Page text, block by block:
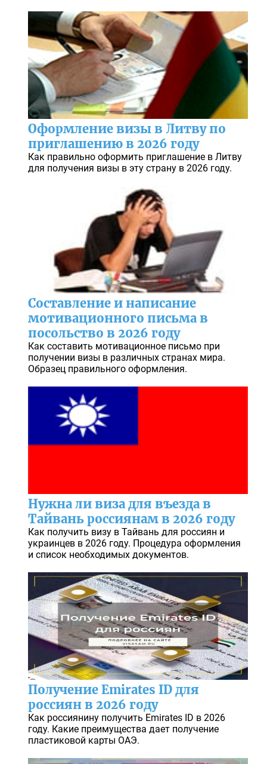
Оформление визы в Литву по
приглашению в 2026 году
Как правильно оформить приглашение в Литву
для получения визы в эту страну в 2026 году.
Составление и написание
мотивационного письма в
посольство в 2026 году
Как составить мотивационное письмо при
получении визы в различных странах мира.
Образец правильного оформления.
Нужна ли виза для въезда в
Тайвань россиянам в 2026 году
Как получить визу в Тайвань для россиян и
украинцев в 2026 году. Процедура оформления
и список необходимых документов.
Получение Emirates ID для
россиян в 2026 году
Как россиянину получить Emirates ID в 2026
году. Какие преимущества дает получение
пластиковой карты ОАЭ.